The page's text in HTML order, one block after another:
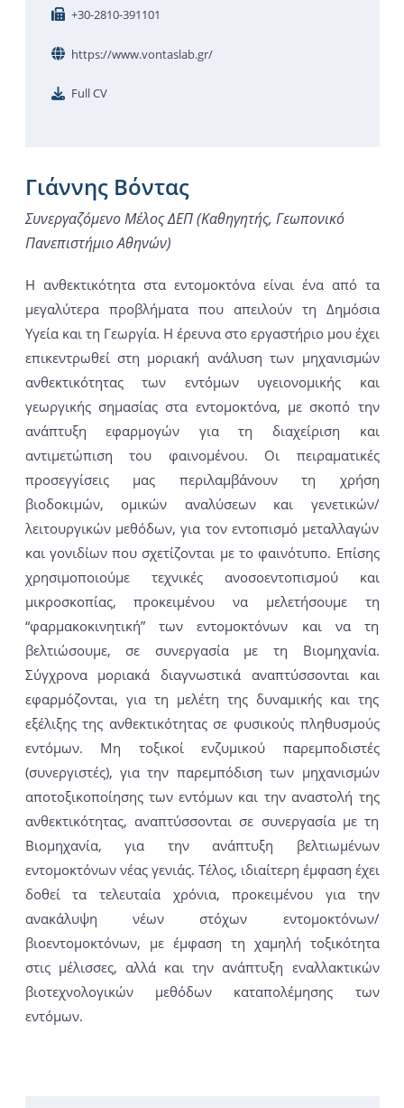
+30-2810-391101
https://www.vontaslab.gr/
Full CV
Γιάννης Βόντας
Συνεργαζόμενο Μέλος ΔΕΠ (Καθηγητής, Γεωπονικό
Πανεπιστήμιο Αθηνών)
Η ανθεκτικότητα στα εντομοκτόνα είναι ένα από τα
μεγαλύτερα προβλήματα που απειλούν τη Δημόσια
Υγεία και τη Γεωργία. Η έρευνα στο εργαστήριο μου έχει
επικεντρωθεί στη μοριακή ανάλυση των μηχανισμών
ανθεκτικότητας των εντόμων υγειονομικής και
γεωργικής σημασίας στα εντομοκτόνα, με σκοπό την
ανάπτυξη εφαρμογών για τη διαχείριση και
αντιμετώπιση του φαινομένου. Οι πειραματικές
προσεγγίσεις μας περιλαμβάνουν τη χρήση
βιοδοκιμών, ομικών αναλύσεων και γενετικών/
λειτουργικών μεθόδων, για τον εντοπισμό μεταλλαγών
και γονιδίων που σχετίζονται με το φαινότυπο. Επίσης
χρησιμοποιούμε τεχνικές ανοσοεντοπισμού και
μικροσκοπίας, προκειμένου να μελετήσουμε τη
“φαρμακοκινητική” των εντομοκτόνων και να τη
βελτιώσουμε, σε συνεργασία με τη Βιομηχανία.
Σύγχρονα μοριακά διαγνωστικά αναπτύσσονται και
εφαρμόζονται, για τη μελέτη της δυναμικής και της
εξέλιξης της ανθεκτικότητας σε φυσικούς πληθυσμούς
εντόμων. Μη τοξικοί ενζυμικού παρεμποδιστές
(συνεργιστές), για την παρεμπόδιση των μηχανισμών
αποτοξικοποίησης των εντόμων και την αναστολή της
ανθεκτικότητας, αναπτύσσονται σε συνεργασία με τη
Βιομηχανία, για την ανάπτυξη βελτιωμένων
εντομοκτόνων νέας γενιάς. Τέλος, ιδιαίτερη έμφαση έχει
δοθεί τα τελευταία χρόνια, προκειμένου για την
ανακάλυψη νέων στόχων εντομοκτόνων/
βιοεντομοκτόνων, με έμφαση τη χαμηλή τοξικότητα
στις μέλισσες, αλλά και την ανάπτυξη εναλλακτικών
βιοτεχνολογικών μεθόδων καταπολέμησης των
εντόμων.